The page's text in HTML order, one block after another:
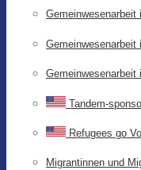
Gemeinwesenarbeit
Gemeinwesenarbeit
Gemeinwesenarbeit
Tandem-
Refugees go
Migrantinnen und